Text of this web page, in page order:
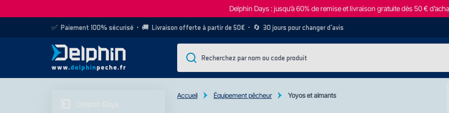
Delphin Days : jusqu’à 60% de remise et livraison gratuite dès 50 €
✅ Paiement 100% sécurisé • 🚚 Livraison offerte à partir de 50€ • 🔄 30 jours pour changer d’avis
Accueil Équipement pêcheur Yoyos et aimants